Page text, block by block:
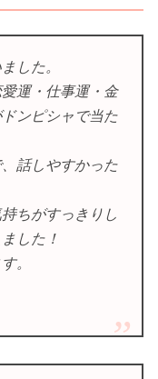
した。
運・仕事運・金
ンピシャで当た
話しやすかった
ちがすっきりし
した！
。